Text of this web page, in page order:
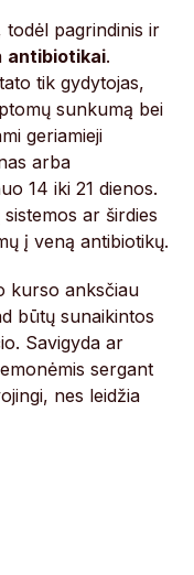
todėl pagrindinis ir
antibiotikai.
tik gydytojas,
sunkumą bei
geriamieji
arba
14 iki 21 dienos.
ar širdies
į veną antibiotikų.
kurso anksčiau
būtų sunaikintos
Savigyda ar
sergant
nes leidžia